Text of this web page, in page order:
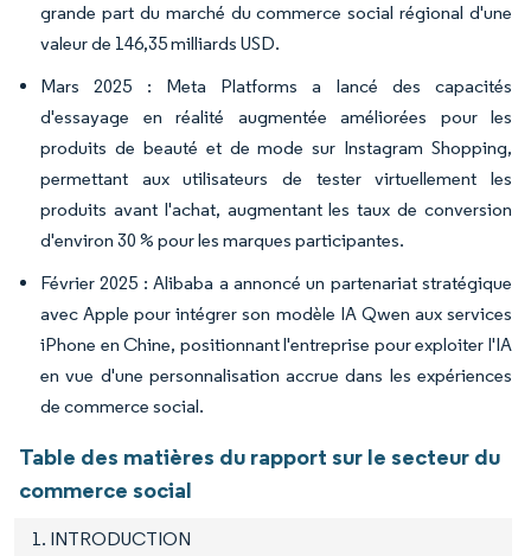
grande part du marché du commerce social régional d'une
valeur de 146,35 milliards USD.
Mars 2025 : Meta Platforms a lancé des capacités
d'essayage en réalité augmentée améliorées pour les
produits de beauté et de mode sur Instagram Shopping,
permettant aux utilisateurs de tester virtuellement les
produits avant l'achat, augmentant les taux de conversion
d'environ 30 % pour les marques participantes.
Février 2025 : Alibaba a annoncé un partenariat stratégique
avec Apple pour intégrer son modèle IA Qwen aux services
iPhone en Chine, positionnant l'entreprise pour exploiter l'IA
en vue d'une personnalisation accrue dans les expériences
de commerce social.
Table des matières du rapport sur le secteur du
commerce social
1. INTRODUCTION